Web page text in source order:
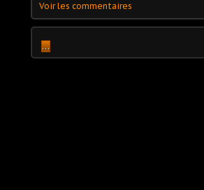
Voir les commentaires
…